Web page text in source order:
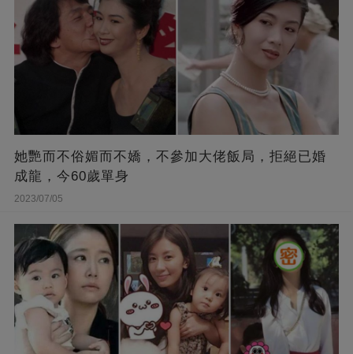
她艷而不俗媚而不嬌，不參加大佬飯局，拒絕已婚
成龍，今60歲單身
2023/07/05